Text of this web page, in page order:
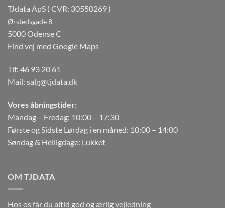
TJdata ApS ( CVR: 30550269 )
Ørstedsgade 8
5000 Odense C
Find vej med Google Maps
Tlf: 46 93 20 61
Mail: salg@tjdata.dk
Vores åbningstider:
Mandag – Fredag: 10:00 – 17:30
Første og Sidste Lørdag i en måned: 10:00 – 14:00
Søndag & Helligdage: Lukket
OM TJDATA
Hos os får du altid god og ærlig vejledning